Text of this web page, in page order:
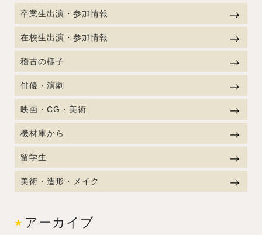
卒業生出演・参加情報
在校生出演・参加情報
稽古の様子
俳優・演劇
映画・CG・美術
機材庫から
留学生
美術・造形・メイク
アーカイブ